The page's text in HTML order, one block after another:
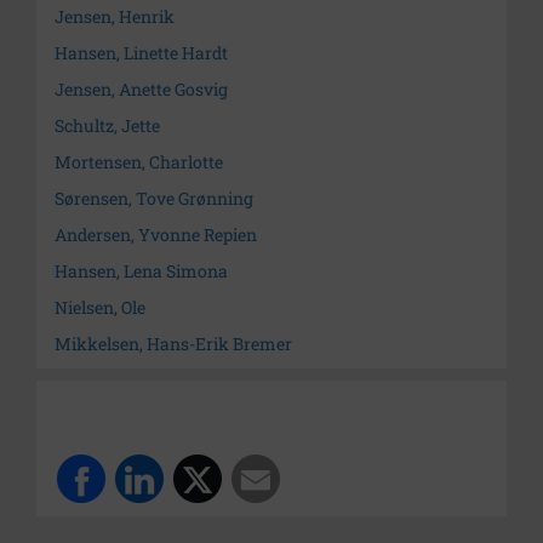
Jensen, Henrik
Hansen, Linette Hardt
Jensen, Anette Gosvig
Schultz, Jette
Mortensen, Charlotte
Sørensen, Tove Grønning
Andersen, Yvonne Repien
Hansen, Lena Simona
Nielsen, Ole
Mikkelsen, Hans-Erik Bremer